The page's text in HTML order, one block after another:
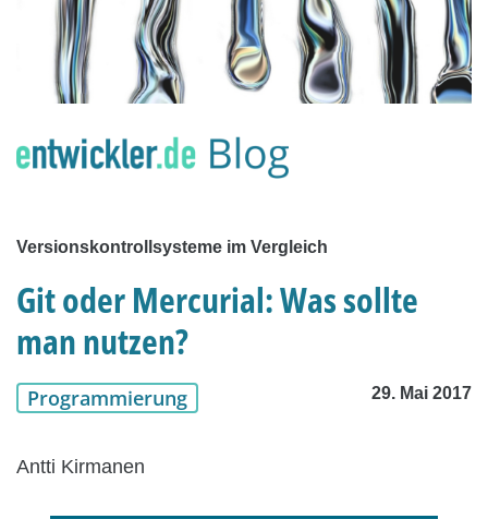
Versionskontrollsysteme im Vergleich
Git oder Mercurial: Was sollte
man nutzen?
Programmierung 29. Mai 2017
Antti Kirmanen